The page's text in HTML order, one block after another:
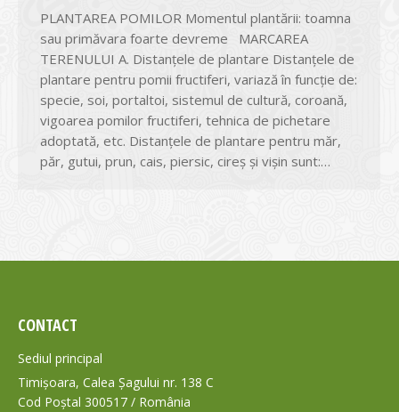
PLANTAREA POMILOR Momentul plantării: toamna
sau primăvara foarte devreme MARCAREA
TERENULUI A. Distanțele de plantare Distanțele de
plantare pentru pomii fructiferi, variază în funcție de:
specie, soi, portaltoi, sistemul de cultură, coroană,
vigoarea pomilor fructiferi, tehnica de pichetare
adoptată, etc. Distanțele de plantare pentru măr,
păr, gutui, prun, cais, piersic, cireș și vișin sunt:…
CONTACT
Sediul principal
Timișoara, Calea Șagului nr. 138 C
Cod Poștal 300517 / România